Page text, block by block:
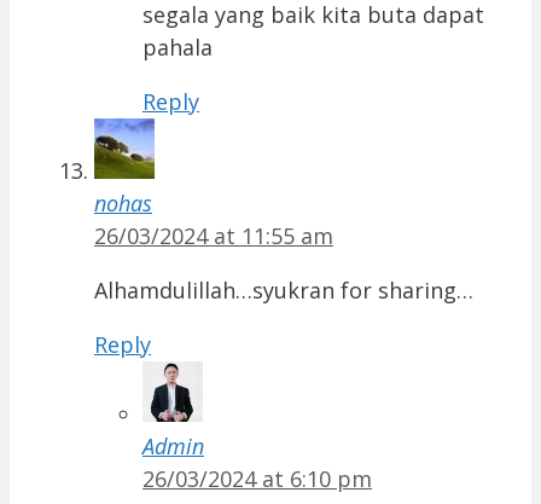
segala yang baik kita buta dapat
pahala
Reply
nohas
26/03/2024 at 11:55 am
Alhamdulillah…syukran for sharing…
Reply
Admin
26/03/2024 at 6:10 pm